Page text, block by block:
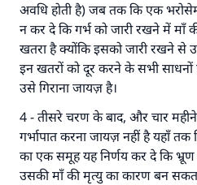
अवधि होती है) जब तक कि एक
न कर दे कि गर्भ को जारी रखने में माँ
खतरा है क्योंकि इसको जारी रखने से
इन खतरों को दूर करने के सभी साधनों
उसे गिराना जायज़ है।
4- तीसरे चरण के बाद, और चार
गर्भापात करना जायज़ नहीं है यहाँ तक
का एक समूह यह निर्णय कर दे कि
उसकी माँ की मृत्यु का कारण बन
उम्मत के प्रश्नों का उत्तर
अल्लाह के रसूल सल्लल्लाहु
'जो व्यक्ति भलाई का मार्ग
करने वाले के समान
(मुस्लिम :
योगदान